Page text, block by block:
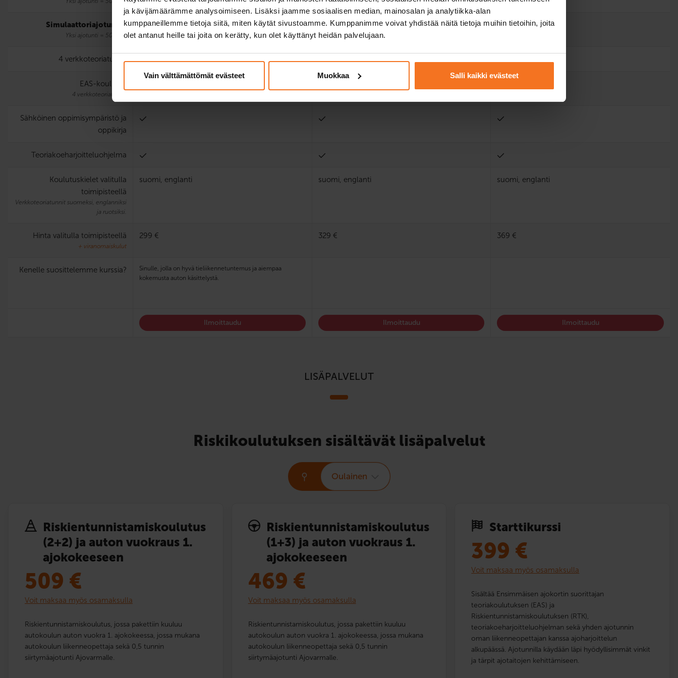
ja kävijämäärämme analysoimiseen. Lisäksi jaamme sosiaalisen median, mainosalan ja analytiikka-alan
kumppaneillemme tietoja siitä, miten käytät sivustoamme. Kumppanimme voivat yhdistää näitä tietoja muihin tietoihin, joita
olet antanut heille tai joita on kerätty, kun olet käyttänyt heidän palvelujaan.
Vain välttämättömät evästeet Muokkaa Salli kaikki evästeet
Simulaattori­ajotunnit
Yksi ajotunti = 50 min.
3 2 2
4 verkkoteoriatuntia
EAS-koulutus
4 verkkoteoriatuntia
Sähköinen oppimisympäristö ja
oppikirja
Teoria­koe­harjoittelu­ohjelma
Koulutuskielet valitulla
toimipisteellä
Verkkoteoriatunnit suomeksi, englanniksi
ja ruotsiksi.
suomi, englanti suomi, englanti suomi, englanti
Hinta valitulla toimipisteellä
+ viranomaiskulut
299 € 329 € 369 €
Kenelle suosittelemme kurssia?
Sinulle, jolla on hyvä tieliikennetuntemus ja aiempaa
kokemusta auton käsittelystä.
Ilmoittaudu Ilmoittaudu Ilmoittaudu
LISÄPALVELUT
Riskikoulutuksen sisältävät lisäpalvelut
Oulainen
Riskien­tunnistamis­­koulutus
(2+2) ja auton vuokraus 1.
ajokokeeseen
509 €
Voit maksaa myös osamaksulla
Riskientunnistamiskoulutus, jossa pakettiin kuuluu
autokoulun auton vuokra 1. ajokokeessa, jossa mukana
autokoulun liikenneopettaja sekä 0,5 tunnin
siirtymäajotunti Ajovarmalle.
Riskien­tunnistamis­­koulutus
(1+3) ja auton vuokraus 1.
ajokokeeseen
469 €
Voit maksaa myös osamaksulla
Riskientunnistamiskoulutus, jossa pakettiin kuuluu
autokoulun auton vuokra 1. ajokokeessa, jossa mukana
autokoulun liikenneopettaja sekä 0,5 tunnin
siirtymäajotunti Ajovarmalle.
Starttikurssi
399 €
Voit maksaa myös osamaksulla
Sisältää Ensimmäisen ajokortin suorittajan
teoriakoulutuksen (EAS) ja
Riskientunnistamiskoulutuksen (RTK),
teoriakoeharjoitteluohjelman sekä yhden ajotunnin
oman liikenneopettajan kanssa ajoharjoittelun
alkupäässä. Ajotunnilla käydään läpi hyödyllisimmät vinkit
ja tärpit ajotaitojen kehittämiseen.